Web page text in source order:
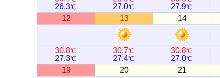
26.3℃ 27.0℃ 27.9℃
12 13 14
30.8℃
27.3℃
30.7℃
27.4℃
30.8℃
27.0℃
19 20 21